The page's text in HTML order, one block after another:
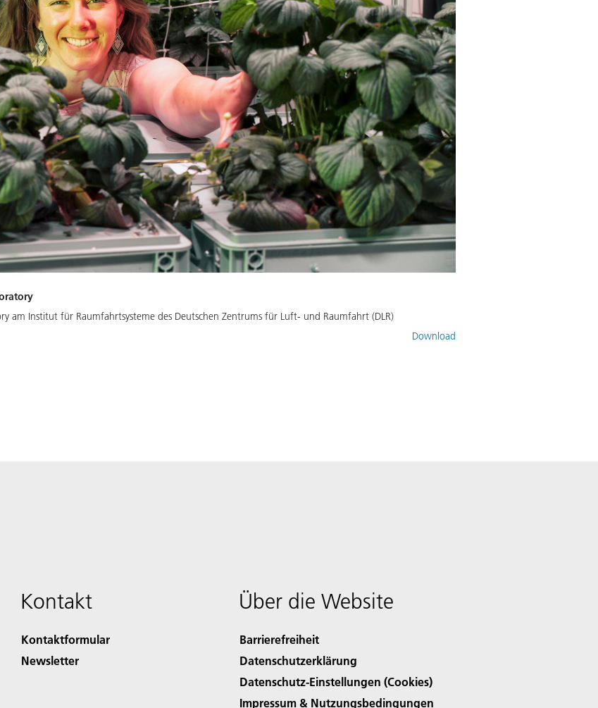
am Institut für Raumfahrtsysteme des Deutschen Zentrums für Luft- und Raumfahrt (DLR)
Download
Kontakt
Kontaktformular
Newsletter
Über die Website
Barrierefreiheit
Datenschutzerklärung
Datenschutz-Einstellungen (Cookies)
Impressum & Nutzungsbedingungen